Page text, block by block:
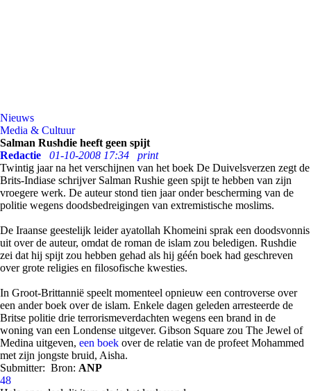
Nieuws
Media & Cultuur
Salman Rushdie heeft geen spijt
Redactie
01-10-2008 17:34
print
Twintig jaar na het verschijnen van het boek De Duivelsverzen zegt de
Brits-Indiase schrijver Salman Rushie geen spijt te hebben van zijn
vroegere werk. De auteur stond tien jaar onder bescherming van de
politie wegens doodsbedreigingen van extremistische moslims.
De Iraanse geestelijk leider ayatollah Khomeini sprak een doodsvonnis
uit over de auteur, omdat de roman de islam zou beledigen. Rushdie
zei dat hij spijt zou hebben gehad als hij géén boek had geschreven
over grote religies en filosofische kwesties.
In Groot-Brittannië speelt momenteel opnieuw een controverse over
een ander boek over de islam. Enkele dagen geleden arresteerde de
Britse politie drie terrorismeverdachten wegens een brand in de
woning van een Londense uitgever. Gibson Square zou The Jewel of
Medina uitgeven, een boek over de relatie van de profeet Mohammed
met zijn jongste bruid, Aisha.
Submitter: Bron: ANP
48